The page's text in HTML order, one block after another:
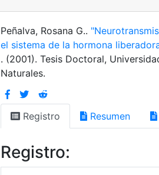
Peñalva, Rosana G..
el sistema de la hormona
. (2001). Tesis Doctoral,
Naturales.
Registro Resumen
Registro: